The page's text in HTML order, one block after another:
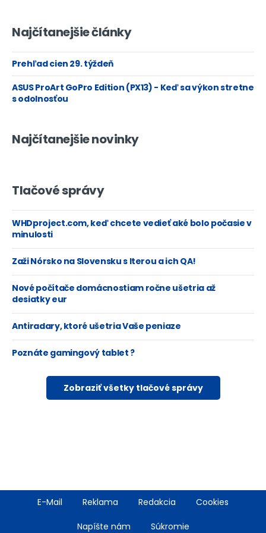
Najčítanejšie články
Prehľad cien 29. týždeň
ASUS ProArt GoPro Edition (PX13) - Keď sa výkon stretne
s odolnosťou
Najčítanejšie novinky
Tlačové správy
WHDproject.com, keď chcete vedieť aké bolo počasie v
minulosti
Zaži Nórsko na Slovensku s Iterou a ich QA!
Nové počítače domácnostiam ročne ušetria až
desiatky eur
Antiradary, ktoré ušetria Vaše peniaze
Poznáte gamingový tablet ?
Zobraziť všetky tlačové správy
FooterE-Mail Reklama Redakcia Cookies
Napíšte nám Súkromie